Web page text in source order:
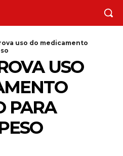
uso do medicamento
USO
PARA